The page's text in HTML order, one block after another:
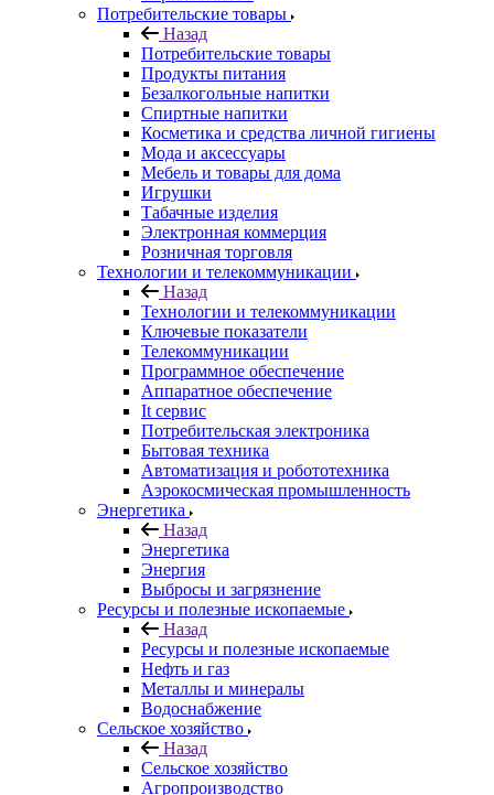
Потребительские товары
Назад
Потребительские товары
Продукты питания
Безалкогольные напитки
Спиртные напитки
Косметика и средства личной гигиены
Мода и аксессуары
Мебель и товары для дома
Игрушки
Табачные изделия
Электронная коммерция
Розничная торговля
Технологии и телекоммуникации
Назад
Технологии и телекоммуникации
Ключевые показатели
Телекоммуникации
Программное обеспечение
Аппаратное обеспечение
It сервис
Потребительская электроника
Бытовая техника
Автоматизация и робототехника
Аэрокосмическая промышленность
Энергетика
Назад
Энергетика
Энергия
Выбросы и загрязнение
Ресурсы и полезные ископаемые
Назад
Ресурсы и полезные ископаемые
Нефть и газ
Металлы и минералы
Водоснабжение
Сельское хозяйство
Назад
Сельское хозяйство
Агропроизводство